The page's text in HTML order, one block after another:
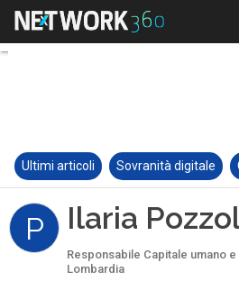
Ultimi articoli Sovranità digitale
P Ilaria
Responsabile Capitale umano
Lombardia